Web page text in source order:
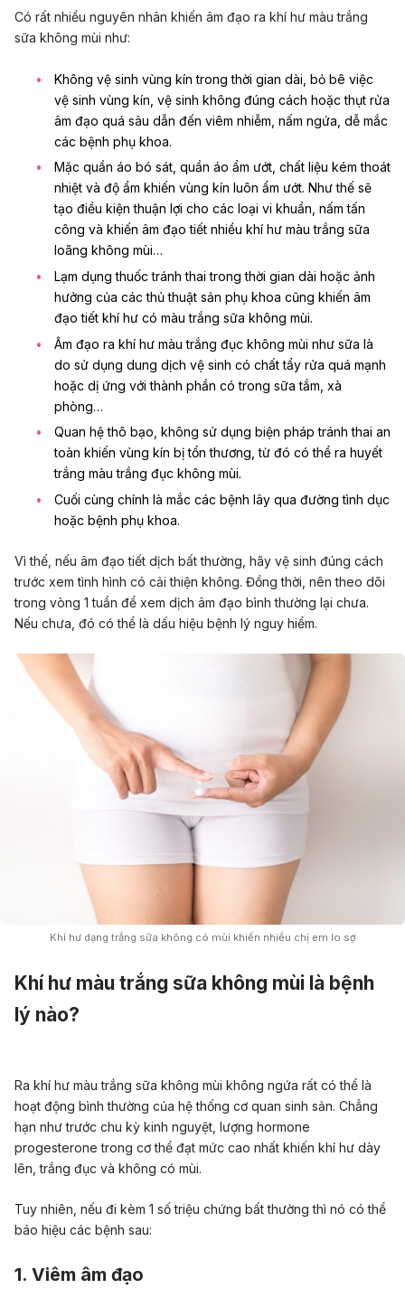
Có rất nhiều nguyên nhân khiến âm đạo ra khí hư màu trắng
sữa không mùi như:
Không vệ sinh vùng kín trong thời gian dài, bỏ bê việc
vệ sinh vùng kín, vệ sinh không đúng cách hoặc thụt rửa
âm đạo quá sâu dẫn đến viêm nhiễm, nấm ngứa, dễ mắc
các bệnh phụ khoa.
Mặc quần áo bó sát, quần áo ẩm ướt, chất liệu kém thoát
nhiệt và độ ẩm khiến vùng kín luôn ẩm ướt. Như thế sẽ
tạo điều kiện thuận lợi cho các loại vi khuẩn, nấm tấn
công và khiến âm đạo tiết nhiều khí hư màu trắng sữa
loãng không mùi…
Lạm dụngthuốc tránh thai trong thời gian dài hoặc ảnh
hưởng của các thủ thuật sản phụ khoa cũng khiến âm
đạo tiết khí hư có màu trắng sữa không mùi.
Âm đạo ra khí hư màu trắng đục không mùi như sữa là
do sử dụng dung dịch vệ sinh có chất tẩy rửa quá mạnh
hoặc dị ứng với thành phần có trong sữa tắm, xà
phòng…
Quan hệ thô bạo, không sử dụng biện pháp tránh thai an
toàn khiến vùng kín bị tổn thương, từ đó có thể ra huyết
trắng màu trắng đục không mùi.
Cuối cùng chính là mắc các bệnh lây qua đường tình dục
hoặc bệnh phụ khoa.
Vì thế, nếu âm đạo tiết dịch bất thường, hãy vệ sinh đúng cách
trước xem tình hình có cải thiện không. Đồng thời, nên theo dõi
trong vòng 1 tuần để xem dịch âm đạo bình thường lại chưa.
Nếu chưa, đó có thể là dấu hiệu bệnh lý nguy hiểm.
Khí hư dạng trắng sữa không có mùi khiến nhiều chị em lo sợ
Khí hư màu trắng sữa không mùi là bệnh
lý nào?
Ra khí hư màu trắng sữa không mùi không ngứa rất có thể là
hoạt động bình thường của hệ thống cơ quan sinh sản. Chẳng
hạn như trước chu kỳ kinh nguyệt, lượng hormone
progesterone trong cơ thể đạt mức cao nhất khiến khí hư dày
lên, trắng đục và không có mùi.
Tuy nhiên, nếu đi kèm 1 số triệu chứng bất thường thì nó có thể
báo hiệu các bệnh sau:
1. Viêm âm đạo